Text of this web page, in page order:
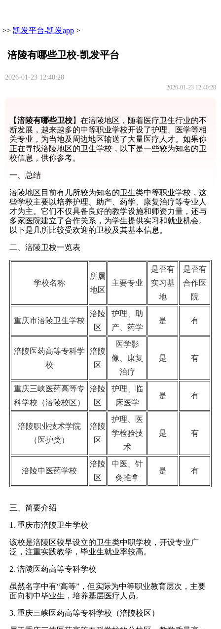
>> 凯发平台-凯发app >
涪陵有哪些卫校-凯发平台
2026-01-23 12:40:28
2026-01-23 12:40:28
【涪陵有哪些卫校】在涪陵地区，随着医疗卫生行业的不
断发展，越来越多的中等职业学校开设了护理、医学等相
关专业，为当地及周边地区输送了大量医疗人才。如果你
正在寻找涪陵地区的卫生学校，以下是一些较为知名的卫
校信息，供你参考。
一、总结
涪陵地区目前有几所较为知名的卫生类中等职业学校，这
些学校主要以培养护理、助产、药学、康复治疗等专业人
才为主。它们不仅具备良好的教学设施和师资力量，还与
多家医院建立了合作关系，为学生提供实习和就业机会。
以下是几所比较受欢迎的卫校及其基本信息。
二、涪陵卫校一览表
学校名称
所属
地区
主要专业
是否有
实习基
地
是否有
合作医
院
重庆市涪陵卫生学校
涪陵
区
护理、助
产、药学
是 有
涪陵医药高等专科学
校
涪陵
区
医学影
像、康复
治疗
是 有
重庆三峡医药高等专
科学校（涪陵校区）
涪陵
区
护理、临
床医学
是 有
涪陵职业技术学院
（医护类）
涪陵
区
护理、医
学检验技
术
是 有
涪陵中医药学校
涪陵
区
中医、针
灸推拿
是 有
三、简要介绍
1. 重庆市涪陵卫生学校
该校是涪陵区较早设立的卫生类中职学校，开设专业广
泛，注重实践教学，毕业生就业率较高。
2. 涪陵医药高等专科学校
虽然名字中有“高等”，但实际为中等职业教育层次，主要
面向初中毕业生，培养基层医疗人员。
3. 重庆三峡医药高等专科学校（涪陵校区）